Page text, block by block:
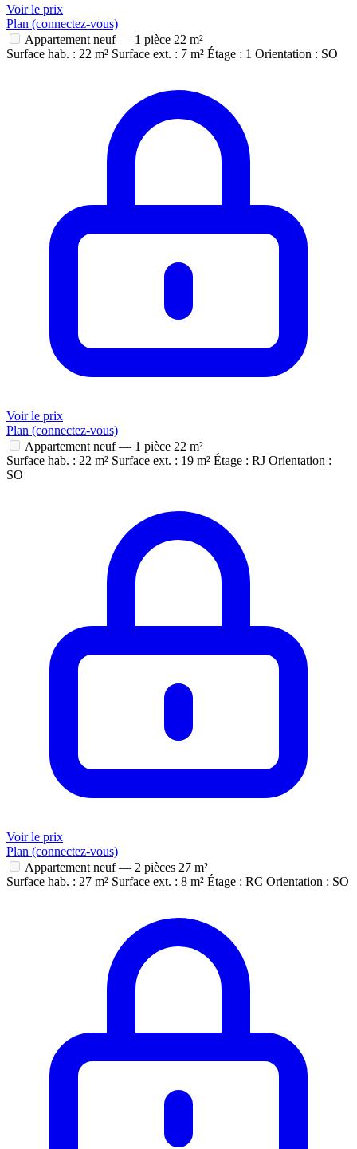
Voir le prix
Plan (connectez-vous)
Appartement neuf — 1 pièce 22 m²
Surface hab. : 22 m² Surface ext. : 7 m² Étage : 1 Orientation : SO
Voir le prix
Plan (connectez-vous)
Appartement neuf — 1 pièce 22 m²
Surface hab. : 22 m² Surface ext. : 19 m² Étage : RJ Orientation :
SO
Voir le prix
Plan (connectez-vous)
Appartement neuf — 2 pièces 27 m²
Surface hab. : 27 m² Surface ext. : 8 m² Étage : RC Orientation : SO